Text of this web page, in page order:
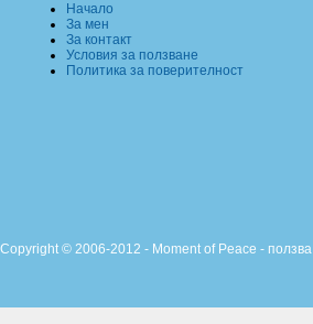
Начало
За мен
За контакт
Условия за ползване
Политика за поверителност
Copyright © 2006-2012 - Moment of Peace - ползва